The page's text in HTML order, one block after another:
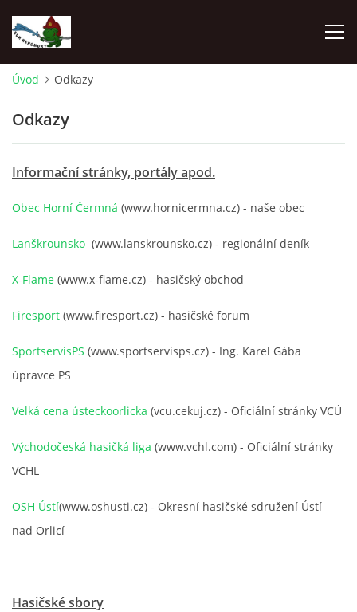
NEPOMUKY
DĚNÍ V OBCI
NABÍZÍME
Úvod Odkazy
Odkazy
Informační stránky, portály apod.
Obec Horní Čermná (www.hornicermna.cz) - naše obec
Lanškrounsko (www.lanskrounsko.cz) - regionální deník
X-Flame (www.x-flame.cz) - hasičský obchod
Firesport (www.firesport.cz) - hasičské forum
SportservisPS (www.sportservisps.cz) - Ing. Karel Gába
úpravce PS
Velká cena ústeckoorlicka (vcu.cekuj.cz) - Oficiální stránky VCÚ
Východočeská hasičká liga (www.vchl.com) - Oficiální stránky
VCHL
OSH Ústí(www.oshusti.cz) - Okresní hasičské sdružení Ústí
nad Orlicí
Hasičské sbory